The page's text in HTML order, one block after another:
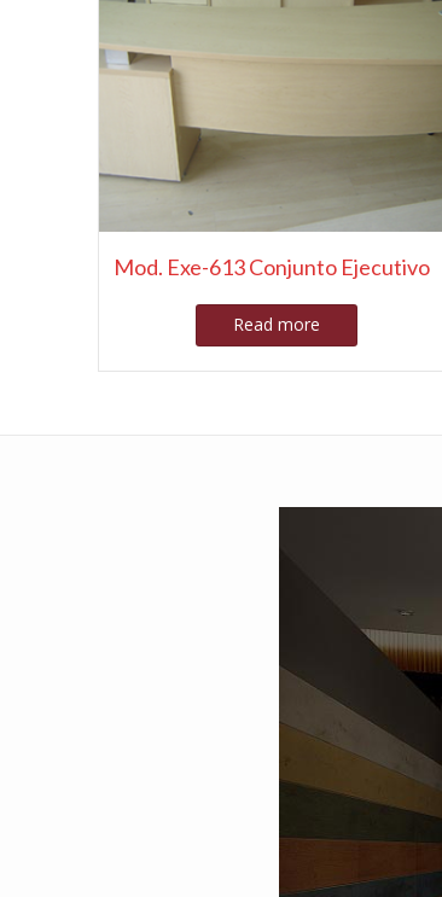
Mod. Exe-613 Conjunto Ejecutivo
Read more